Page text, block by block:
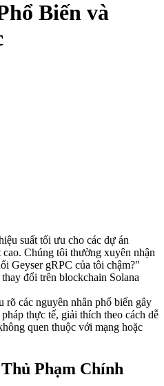
Biến và
suất tối ưu cho các dự án
cao. Chúng tôi thường xuyên nhận
Geyser gRPC của tôi chậm?"
đổi trên blockchain Solana
rõ các nguyên nhân phổ biến gây
thực tế, giải thích theo cách dễ
quen thuộc với mạng hoặc
Phạm Chính